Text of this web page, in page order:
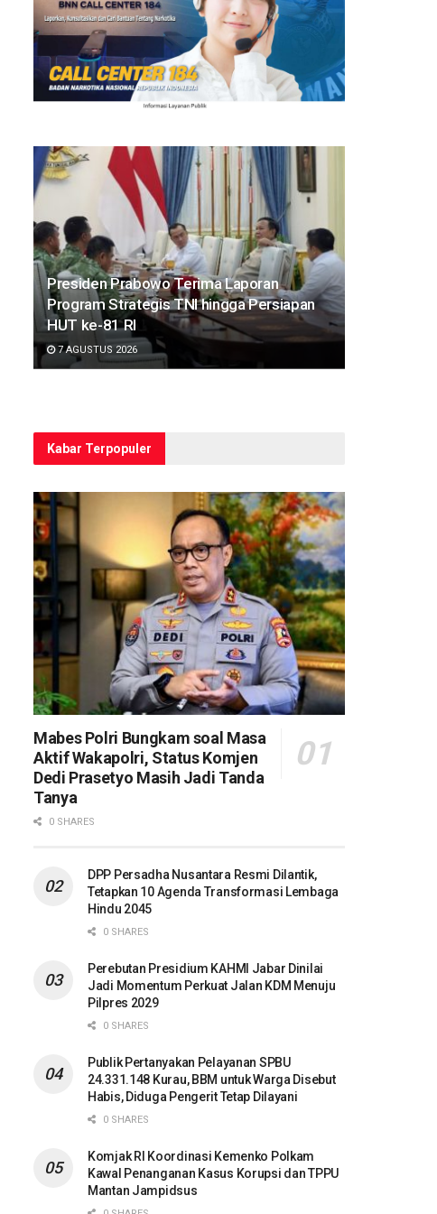
Presiden Prabowo Terima Laporan
Program Strategis TNI hingga Persiapan
HUT ke-81 RI
7 AGUSTUS 2026
Kabar Terpopuler
Mabes Polri Bungkam soal Masa
Aktif Wakapolri, Status Komjen
Dedi Prasetyo Masih Jadi Tanda
Tanya
0 SHARES
DPP Persadha Nusantara Resmi Dilantik,
Tetapkan 10 Agenda Transformasi Lembaga
Hindu 2045
0 SHARES
Perebutan Presidium KAHMI Jabar Dinilai
Jadi Momentum Perkuat Jalan KDM Menuju
Pilpres 2029
0 SHARES
Publik Pertanyakan Pelayanan SPBU
24.331.148 Kurau, BBM untuk Warga Disebut
Habis, Diduga Pengerit Tetap Dilayani
0 SHARES
Komjak RI Koordinasi Kemenko Polkam
Kawal Penanganan Kasus Korupsi dan TPPU
Mantan Jampidsus